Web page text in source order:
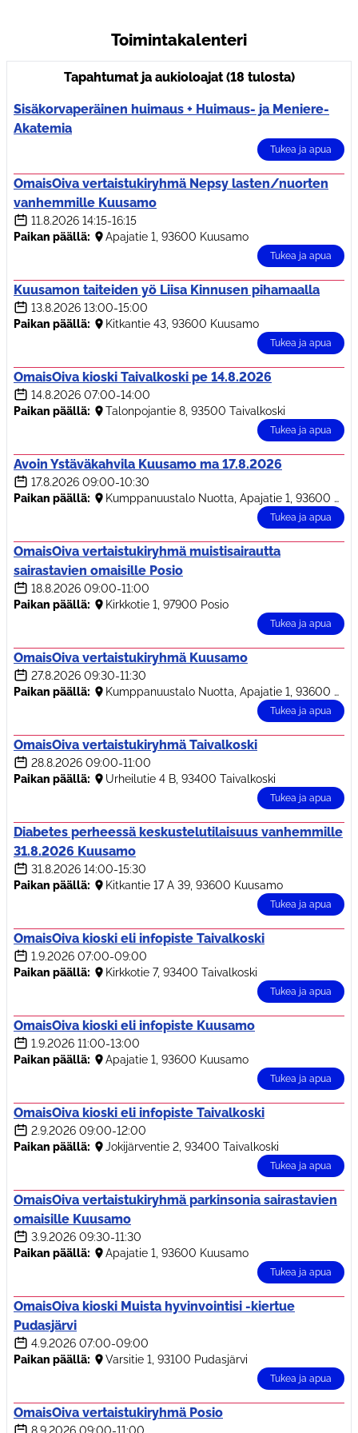
Toimintakalenteri
Tapahtumat ja aukioloajat (18 tulosta)
Sisäkorvaperäinen huimaus + Huimaus- ja Meniere-
Akatemia
Tukea ja apua
OmaisOiva vertaistukiryhmä Nepsy lasten/nuorten
vanhemmille Kuusamo
11.8.2026 14:15-16:15
Paikan päällä:
Apajatie 1, 93600 Kuusamo
Tukea ja apua
Kuusamon taiteiden yö Liisa Kinnusen pihamaalla
13.8.2026 13:00-15:00
Paikan päällä:
Kitkantie 43, 93600 Kuusamo
Tukea ja apua
OmaisOiva kioski Taivalkoski pe 14.8.2026
14.8.2026 07:00-14:00
Paikan päällä:
Talonpojantie 8, 93500 Taivalkoski
Tukea ja apua
Avoin Ystäväkahvila Kuusamo ma 17.8.2026
17.8.2026 09:00-10:30
Paikan päällä:
Kumppanuustalo Nuotta, Apajatie 1, 93600 Kuusamo
Tukea ja apua
OmaisOiva vertaistukiryhmä muistisairautta
sairastavien omaisille Posio
18.8.2026 09:00-11:00
Paikan päällä:
Kirkkotie 1, 97900 Posio
Tukea ja apua
OmaisOiva vertaistukiryhmä Kuusamo
27.8.2026 09:30-11:30
Paikan päällä:
Kumppanuustalo Nuotta, Apajatie 1, 93600 Kuusamo
Tukea ja apua
OmaisOiva vertaistukiryhmä Taivalkoski
28.8.2026 09:00-11:00
Paikan päällä:
Urheilutie 4 B, 93400 Taivalkoski
Tukea ja apua
Diabetes perheessä keskustelutilaisuus vanhemmille
31.8.2026 Kuusamo
31.8.2026 14:00-15:30
Paikan päällä:
Kitkantie 17 A 39, 93600 Kuusamo
Tukea ja apua
OmaisOiva kioski eli infopiste Taivalkoski
1.9.2026 07:00-09:00
Paikan päällä:
Kirkkotie 7, 93400 Taivalkoski
Tukea ja apua
OmaisOiva kioski eli infopiste Kuusamo
1.9.2026 11:00-13:00
Paikan päällä:
Apajatie 1, 93600 Kuusamo
Tukea ja apua
OmaisOiva kioski eli infopiste Taivalkoski
2.9.2026 09:00-12:00
Paikan päällä:
Jokijärventie 2, 93400 Taivalkoski
Tukea ja apua
OmaisOiva vertaistukiryhmä parkinsonia sairastavien
omaisille Kuusamo
3.9.2026 09:30-11:30
Paikan päällä:
Apajatie 1, 93600 Kuusamo
Tukea ja apua
OmaisOiva kioski Muista hyvinvointisi -kiertue
Pudasjärvi
4.9.2026 07:00-09:00
Paikan päällä:
Varsitie 1, 93100 Pudasjärvi
Tukea ja apua
OmaisOiva vertaistukiryhmä Posio